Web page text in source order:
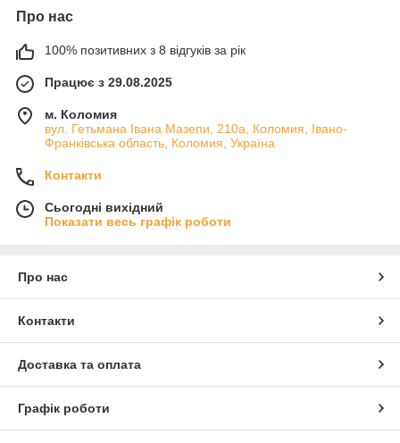
Про нас
100% позитивних з 8 відгуків за рік
Працює з 29.08.2025
м. Коломия
вул. Гетьмана Івана Мазепи, 210а, Коломия, Івано-
Франківська область, Коломия, Україна
Контакти
Сьогодні вихідний
Показати весь графік роботи
Про нас
Контакти
Доставка та оплата
Графік роботи